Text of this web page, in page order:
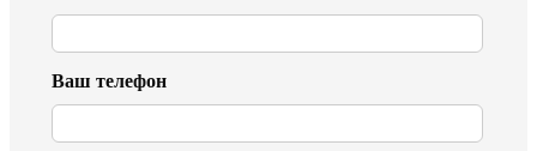
Ваш телефон